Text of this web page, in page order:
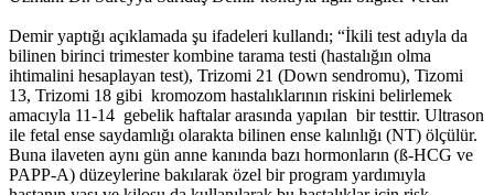
Demir yaptığı açıklamada şu ifadeleri kullandı; “İkili test adıyla da
bilinen birinci trimester kombine tarama testi (hastalığın olma
ihtimalini hesaplayan test), Trizomi 21 (Down sendromu), Tizomi
13, Trizomi 18 gibi kromozom hastalıklarının riskini belirlemek
amacıyla 11-14 gebelik haftalar arasında yapılan bir testtir. Ultrason
ile fetal ense saydamlığı olarakta bilinen ense kalınlığı (NT) ölçülür.
Buna ilaveten aynı gün anne kanında bazı hormonların (ß-HCG ve
PAPP-A) düzeylerine bakılarak özel bir program yardımıyla